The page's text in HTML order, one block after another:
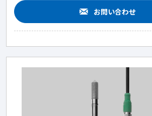
お問い合わせ